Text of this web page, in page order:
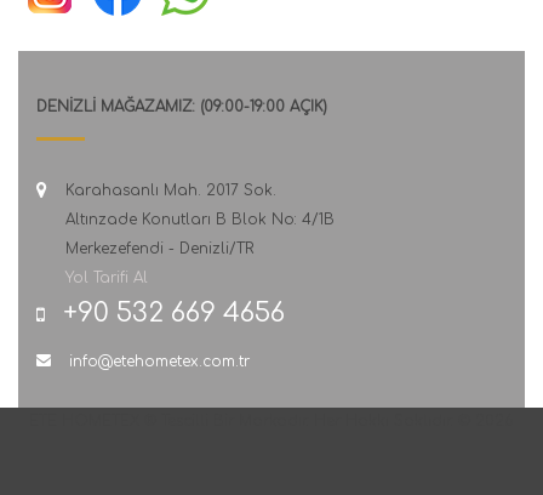
DENİZLİ MAĞAZAMIZ: (09:00-19:00 AÇIK)
Karahasanlı Mah. 2017 Sok.
Altınzade Konutları B Blok No: 4/1B
Merkezefendi - Denizli/TR
Yol Tarifi Al
+90 532 669 4656
info@etehometex.com.tr